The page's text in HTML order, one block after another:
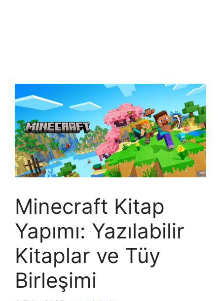
Minecraft Kitap
Yapımı: Yazılabilir
Kitaplar ve Tüy
Birleşimi